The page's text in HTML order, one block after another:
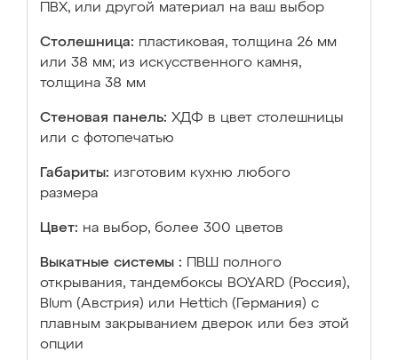
ПВХ, или другой материал на ваш выбор
Столешница: пластиковая, толщина 26 мм
или 38 мм; из искусственного камня,
толщина 38 мм
Стеновая панель: ХДФ в цвет столешницы
или с фотопечатью
Габариты: изготовим кухню любого
размера
Цвет: на выбор, более 300 цветов
Выкатные системы :
ПВШ полного
открывания, тандембоксы BOYARD (Россия),
Blum (Австрия) или Hettich (Германия) с
плавным закрыванием дверок или без этой
опции